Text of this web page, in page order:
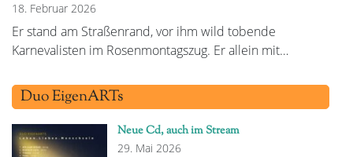
18. Februar 2026
Er stand am Straßenrand, vor ihm wild tobende
Karnevalisten im Rosenmontagszug. Er allein mit…
Duo EigenARTs
Neue Cd, auch im Stream
29. Mai 2026